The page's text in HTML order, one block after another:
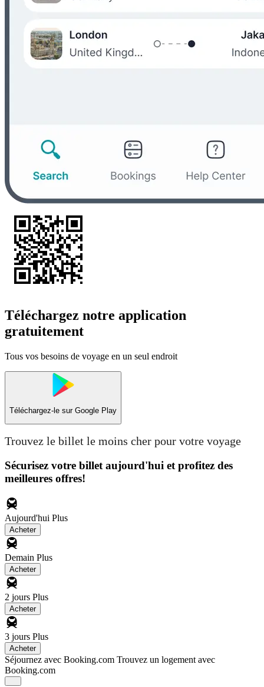
Téléchargez notre application
gratuitement
Tous vos besoins de voyage en un seul endroit
Téléchargez-le sur Google Play
Trouvez le billet le moins cher pour votre voyage
Sécurisez votre billet aujourd'hui et profitez des
meilleures offres!
Aujourd'hui Plus
Acheter
Demain Plus
Acheter
2 jours Plus
Acheter
3 jours Plus
Acheter
Séjournez avec Booking.com Trouvez un logement avec
Booking.com